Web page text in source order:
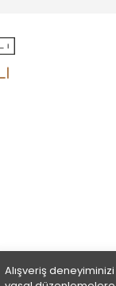
Alışveriş